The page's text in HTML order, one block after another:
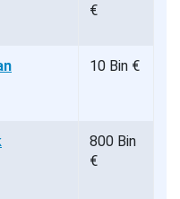
€
10 Bin €
800 Bin
€